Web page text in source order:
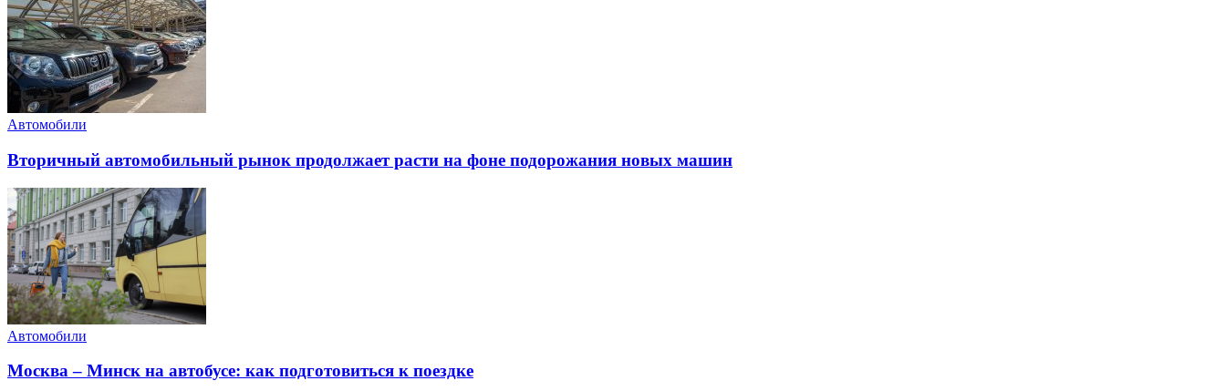
Автомобили
Вторичный автомобильный рынок продолжает расти на фоне подорожания новых машин
Автомобили
Москва – Минск на автобусе: как подготовиться к поездке